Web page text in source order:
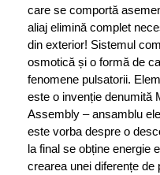
care se comportă
aliaj elimină complet
din exterior! Sistemul
osmotică și o formă de
fenomene pulsatorii.
este o invenție denumită
Assembly – ansamblu
este vorba despre o
la final se obține energie
crearea unei diferențe